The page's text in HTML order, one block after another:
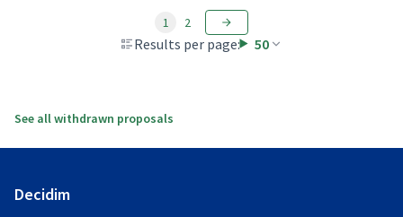
Results per page: 50
1 2
See all withdrawn proposals
Decidim